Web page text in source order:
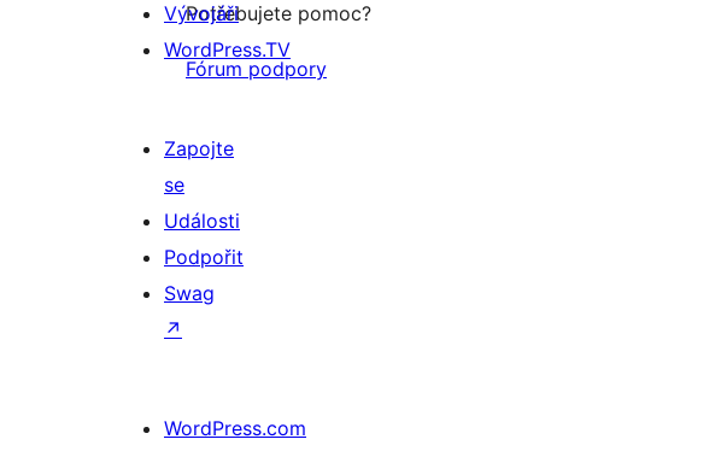
Potřebujete pomoc?
Fórum podpory
Vývojáři
WordPress.TV
Zapojte
se
Události
Podpořit
Swag
↗
WordPress.com